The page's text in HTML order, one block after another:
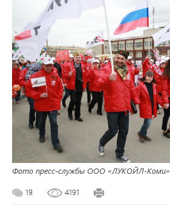
Фото пресс-службы ООО «ЛУКОЙЛ-Коми»
19 4191